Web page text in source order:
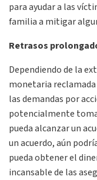
para ayudar a las
familia a mitigar
Retrasos
Dependiendo de la
monetaria reclamada
las demandas por
potencialmente
pueda alcanzar un
un acuerdo, aún
pueda obtener el
incansable de las